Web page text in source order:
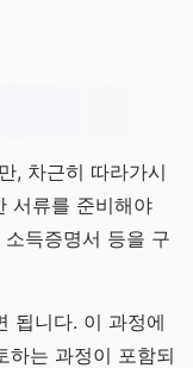
, 차근히 따라가시
서류를 준비해야
득증명서 등을 구
됩니다. 이 과정에
하는 과정이 포함되